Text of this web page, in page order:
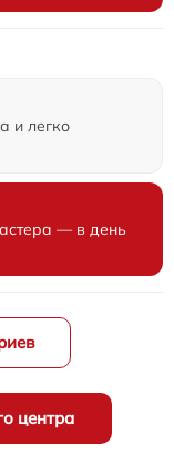
и легко
— в день
центра